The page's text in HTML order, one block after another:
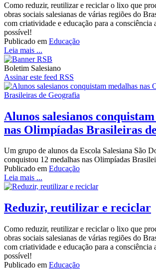
Como reduzir, reutilizar e reciclar o lixo que
obras sociais salesianas de várias regiões do
com criatividade e educação para a consciência
possível!
Publicado em Educação
Leia mais ...
Boletim Salesiano
Assinar este feed RSS
Alunos salesianos
nas Olimpíadas Brasileiras
Um grupo de alunos da Escola Salesiana São
conquistou 12 medalhas nas Olimpíadas
Publicado em Educação
Leia mais ...
Reduzir, reutilizar e reciclar
Como reduzir, reutilizar e reciclar o lixo que
obras sociais salesianas de várias regiões do
com criatividade e educação para a consciência
possível!
Publicado em Educação